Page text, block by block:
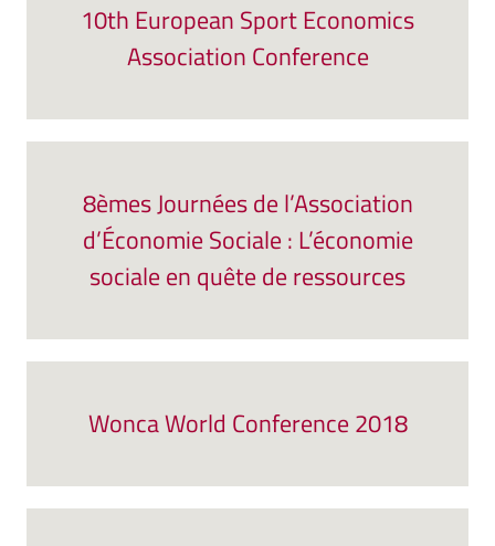
10th European Sport Economics
Association Conference
8èmes Journées de l’Association
d’Économie Sociale : L’économie
sociale en quête de ressources
Wonca World Conference 2018